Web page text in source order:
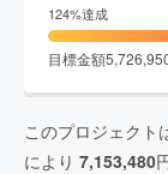
124%達成
目標金額
このプロジェクト
により 7,153,480